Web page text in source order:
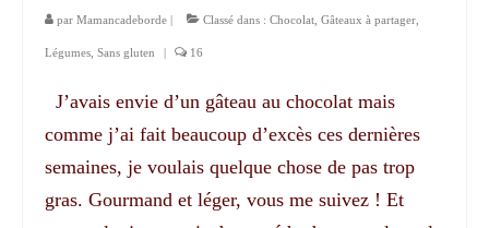
par Mamancadeborde | Classé dans : Chocolat Gâteaux à partager
Légumes Sans gluten | 16
J’avais envie d’un gâteau au chocolat mais
comme j’ai fait beaucoup d’excès ces dernières
semaines, je voulais quelque chose de pas trop
gras. Gourmand et léger, vous me suivez ! Et